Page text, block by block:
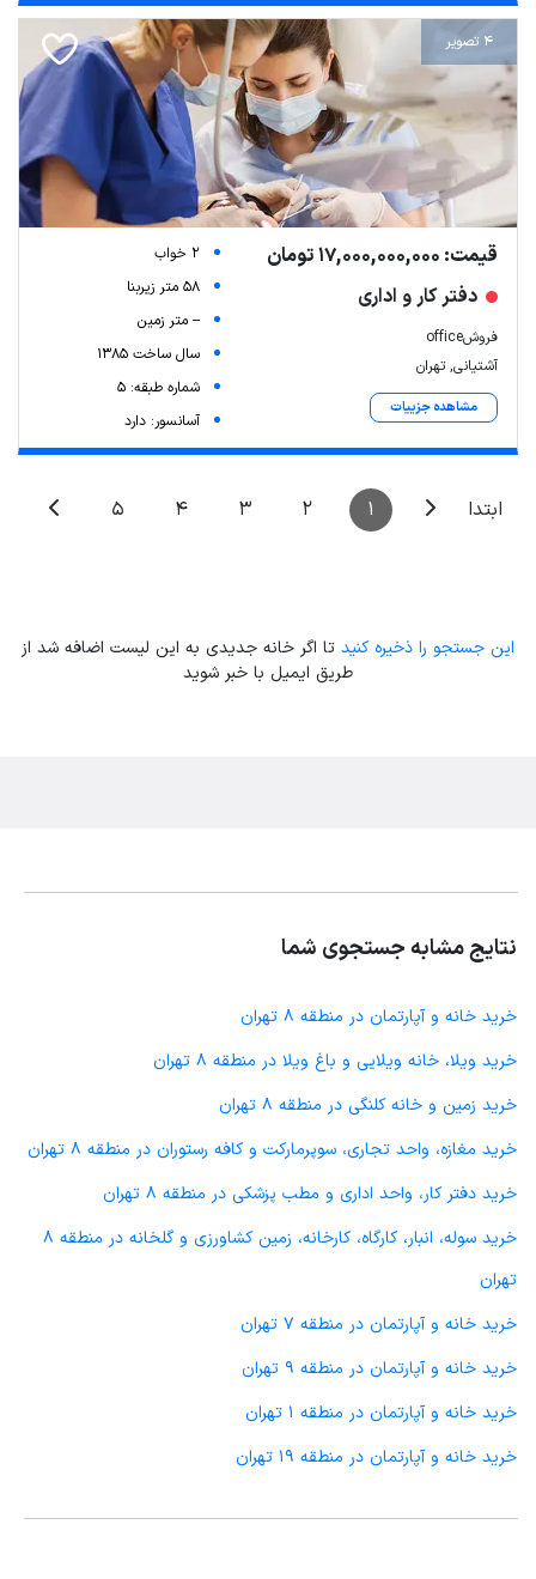
4 تصویر
قیمت: 17,000,000,000 تومان
دفتر کار و اداری
فروشoffice
آشتیانی, تهران
مشاهده جزییات
2 خواب
58 متر زیربنا
-- متر زمین
سال ساخت 1385
شماره طبقه: 5
آسانسور: دارد
ابتدا 1
2
3
4
5
این جستجو را ذخیره کنید تا اگر خانه جدیدی به این لیست اضافه شد از
طریق ایمیل با خبر شوید
نتایج مشابه جستجوی شما
خرید خانه و آپارتمان در منطقه 8 تهران
خرید ویلا، خانه ویلایی و باغ ویلا در منطقه 8 تهران
خرید زمین و خانه کلنگی در منطقه 8 تهران
خرید مغازه، واحد تجاری، سوپرمارکت و کافه رستوران در منطقه 8 تهران
خرید دفتر کار، واحد اداری و مطب پزشکی در منطقه 8 تهران
خرید سوله، انبار، کارگاه، کارخانه، زمین کشاورزی و گلخانه در منطقه 8
تهران
خرید خانه و آپارتمان در منطقه 7 تهران
خرید خانه و آپارتمان در منطقه 9 تهران
خرید خانه و آپارتمان در منطقه 1 تهران
خرید خانه و آپارتمان در منطقه 19 تهران